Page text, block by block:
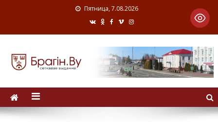
Пятница, 7.08.2026